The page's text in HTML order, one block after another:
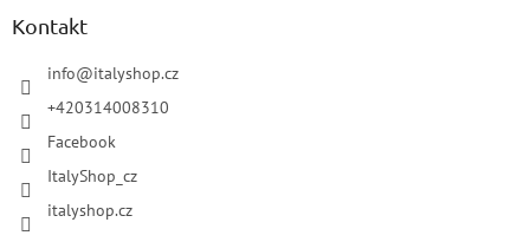
Kontakt
info@italyshop.cz
+420314008310
Facebook
ItalyShop_cz
italyshop.cz